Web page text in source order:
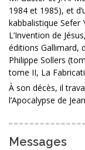
1984 et 1985), et
kabbalistique Sefer
L’Invention de
éditions Gallimard,
Philippe Sollers
tome II, La
À son décès, il
l’Apocalypse de
Messages